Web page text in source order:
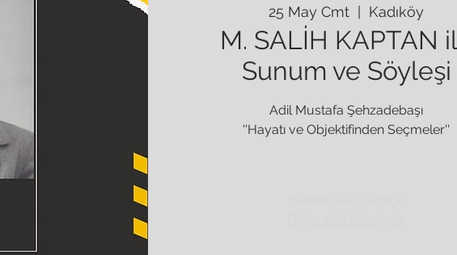
25 May Cmt
  |
Kadıköy
M. SALİH KAPTAN
Sunum ve Söyleşi
Adil Mustafa Şehzadebaşı
''Hayatı ve Objektifinden Seçmeler''